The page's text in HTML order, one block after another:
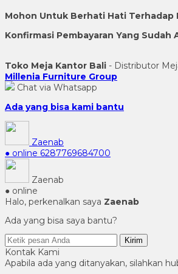
Mohon Untuk Berhati Hati Terhadap
Konfirmasi Pembayaran Yang Sudah
Toko Meja Kantor Bali - Distributor
Millenia Furniture Group
Chat via Whatsapp
Ada yang bisa kami bantu
Zaenab
● online 6287769684700
Zaenab
● online
Halo, perkenalkan saya Zaenab
Ada yang bisa saya bantu?
Kirim
Kontak Kami
Apabila ada yang ditanyakan, silahkan